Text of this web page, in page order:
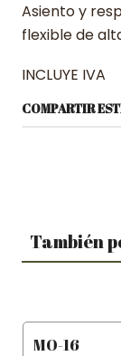
Asiento y
flexible de
INCLUYE IVA
COMPARTIR
También
MO-16